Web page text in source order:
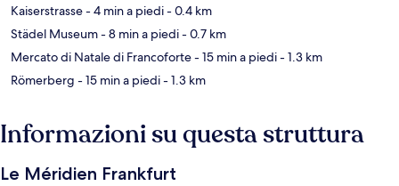
Kaiserstrasse- 4 min a piedi- 0.4 km
Städel Museum- 8 min a piedi- 0.7 km
Mercato di Natale di Francoforte- 15 min a piedi- 1.3 km
Römerberg - 15 min a piedi- 1.3 km
Informazioni su questa struttura
Le Méridien Frankfurt